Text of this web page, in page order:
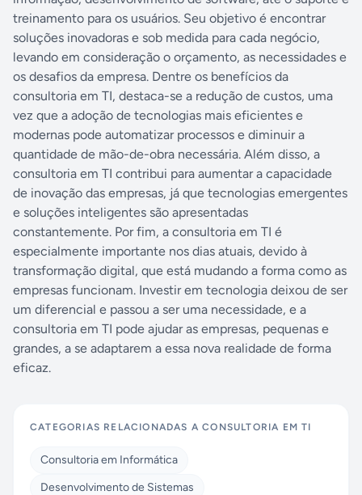
treinamento para os usuários. Seu objetivo é encontrar
soluções inovadoras e sob medida para cada negócio,
levando em consideração o orçamento, as necessidades e
os desafios da empresa. Dentre os benefícios da
consultoria em TI, destaca-se a redução de custos, uma
vez que a adoção de tecnologias mais eficientes e
modernas pode automatizar processos e diminuir a
quantidade de mão-de-obra necessária. Além disso, a
consultoria em TI contribui para aumentar a capacidade
de inovação das empresas, já que tecnologias emergentes
e soluções inteligentes são apresentadas
constantemente. Por fim, a consultoria em TI é
especialmente importante nos dias atuais, devido à
transformação digital, que está mudando a forma como as
empresas funcionam. Investir em tecnologia deixou de ser
um diferencial e passou a ser uma necessidade, e a
consultoria em TI pode ajudar as empresas, pequenas e
grandes, a se adaptarem a essa nova realidade de forma
eficaz.
CATEGORIAS RELACIONADAS ACONSULTORIA EM TI
Consultoria em Informática
Desenvolvimento de Sistemas